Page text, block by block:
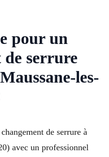
pour un
de serrure
les-
de serrure à
avec un professionnel